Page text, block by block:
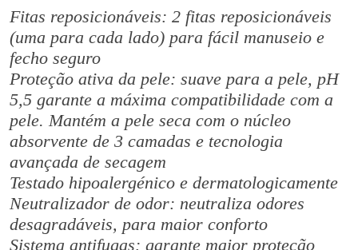
e
i
u
m
E
l
a
s
t
c
(
Fitas reposicionáveis: 2 fitas reposicionáveis ​​
(uma para cada lado) para fácil manuseio e
fecho seguro
Proteção ativa da pele: suave para a pele, pH
5,5 garante a máxima compatibilidade com a
pele. Mantém a pele seca com o núcleo
absorvente de 3 camadas e tecnologia
avançada de secagem
Testado hipoalergénico e dermatologicamente
Neutralizador de odor: neutraliza odores
desagradáveis, para maior conforto
Sistema antifugas: garante maior proteção